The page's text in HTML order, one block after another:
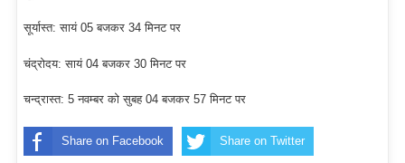
सूर्यास्त: सायं 05 बजकर 34 मिनट पर
चंद्रोदय: सायं 04 बजकर 30 मिनट पर
चन्द्रास्त: 5 नवम्बर को सुबह 04 बजकर 57 मिनट पर
Share on Facebook Share on Twitter